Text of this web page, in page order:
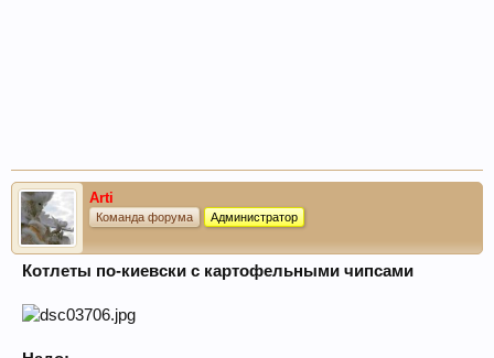
Arti
Команда форума Администратор
Котлеты по-киевски с картофельными чипсами